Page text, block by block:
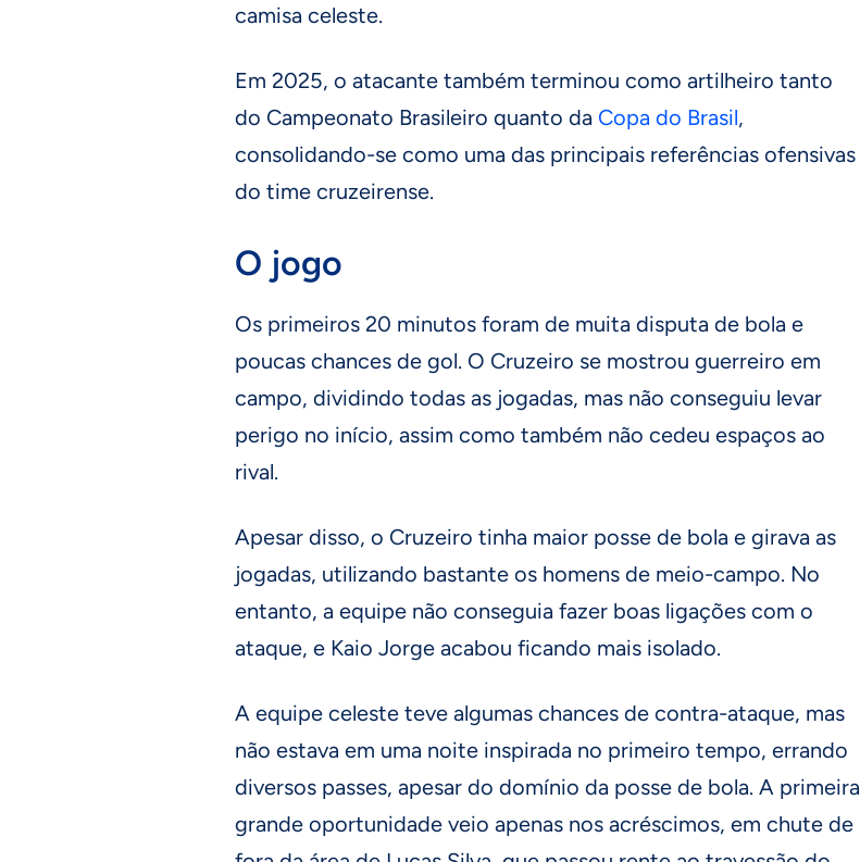
camisa celeste.
Em 2025, o atacante também terminou como artilheiro tanto
do Campeonato Brasileiro quanto da Copa do Brasil,
consolidando-se como uma das principais referências ofensivas
do time cruzeirense.
O jogo
Os primeiros 20 minutos foram de muita disputa de bola e
poucas chances de gol. O Cruzeiro se mostrou guerreiro em
campo, dividindo todas as jogadas, mas não conseguiu levar
perigo no início, assim como também não cedeu espaços ao
rival.
Apesar disso, o Cruzeiro tinha maior posse de bola e girava as
jogadas, utilizando bastante os homens de meio-campo. No
entanto, a equipe não conseguia fazer boas ligações com o
ataque, e Kaio Jorge acabou ficando mais isolado.
A equipe celeste teve algumas chances de contra-ataque, mas
não estava em uma noite inspirada no primeiro tempo, errando
diversos passes, apesar do domínio da posse de bola. A primeira
grande oportunidade veio apenas nos acréscimos, em chute de